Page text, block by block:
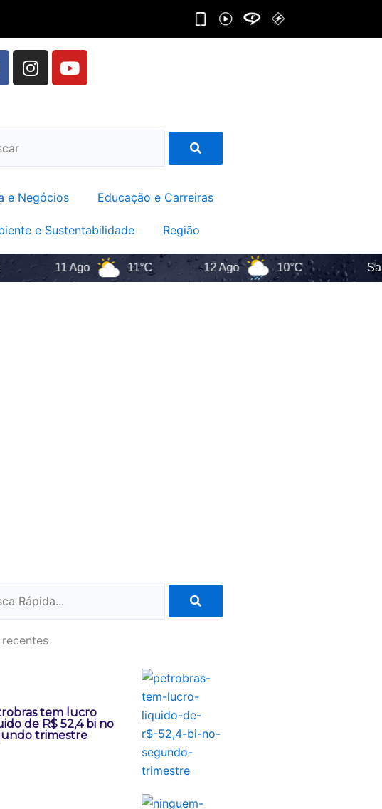
I
n
a
r
m
Y
o
u
e
e Negócios Educação e Carreiras
e Sustentabilidade Região
11 Ago 11°C 12 Ago 10°C Santa
tem lucro
de R$ 52,4 bi no
trimestre